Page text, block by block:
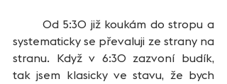
systematicky se převaluji ze strany na
stranu. Když v 6:30 zazvoní budík,
tak jsem klasicky ve stavu, že bych